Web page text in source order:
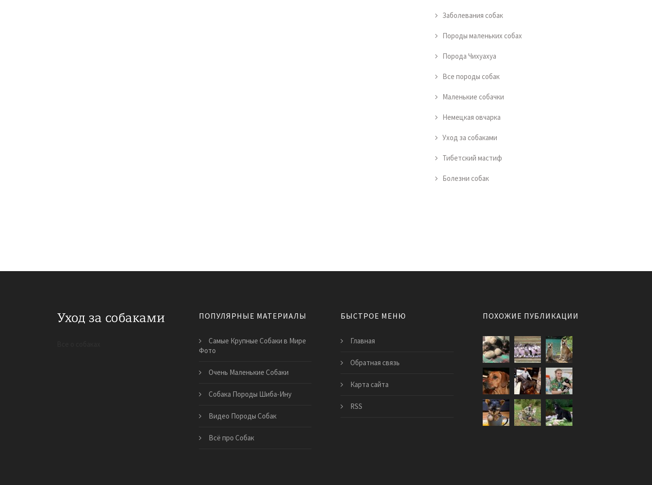
Заболевания собак
Породы маленьких собах
Порода Чихуахуа
Все породы собак
Маленькие собачки
Немецкая овчарка
Уход за собаками
Тибетский мастиф
Болезни собак
ПОПУЛЯРНЫЕ МАТЕРИАЛЫ
Самые Крупные Собаки в Мире
Фото
Очень Маленькие Собаки
Собака Породы Шиба-Ину
Видео Породы Собак
Всё про Собак
БЫСТРОЕ МЕНЮ
Главная
Обратная связь
Карта сайта
RSS
ПОХОЖИЕ ПУБЛИКАЦИИ